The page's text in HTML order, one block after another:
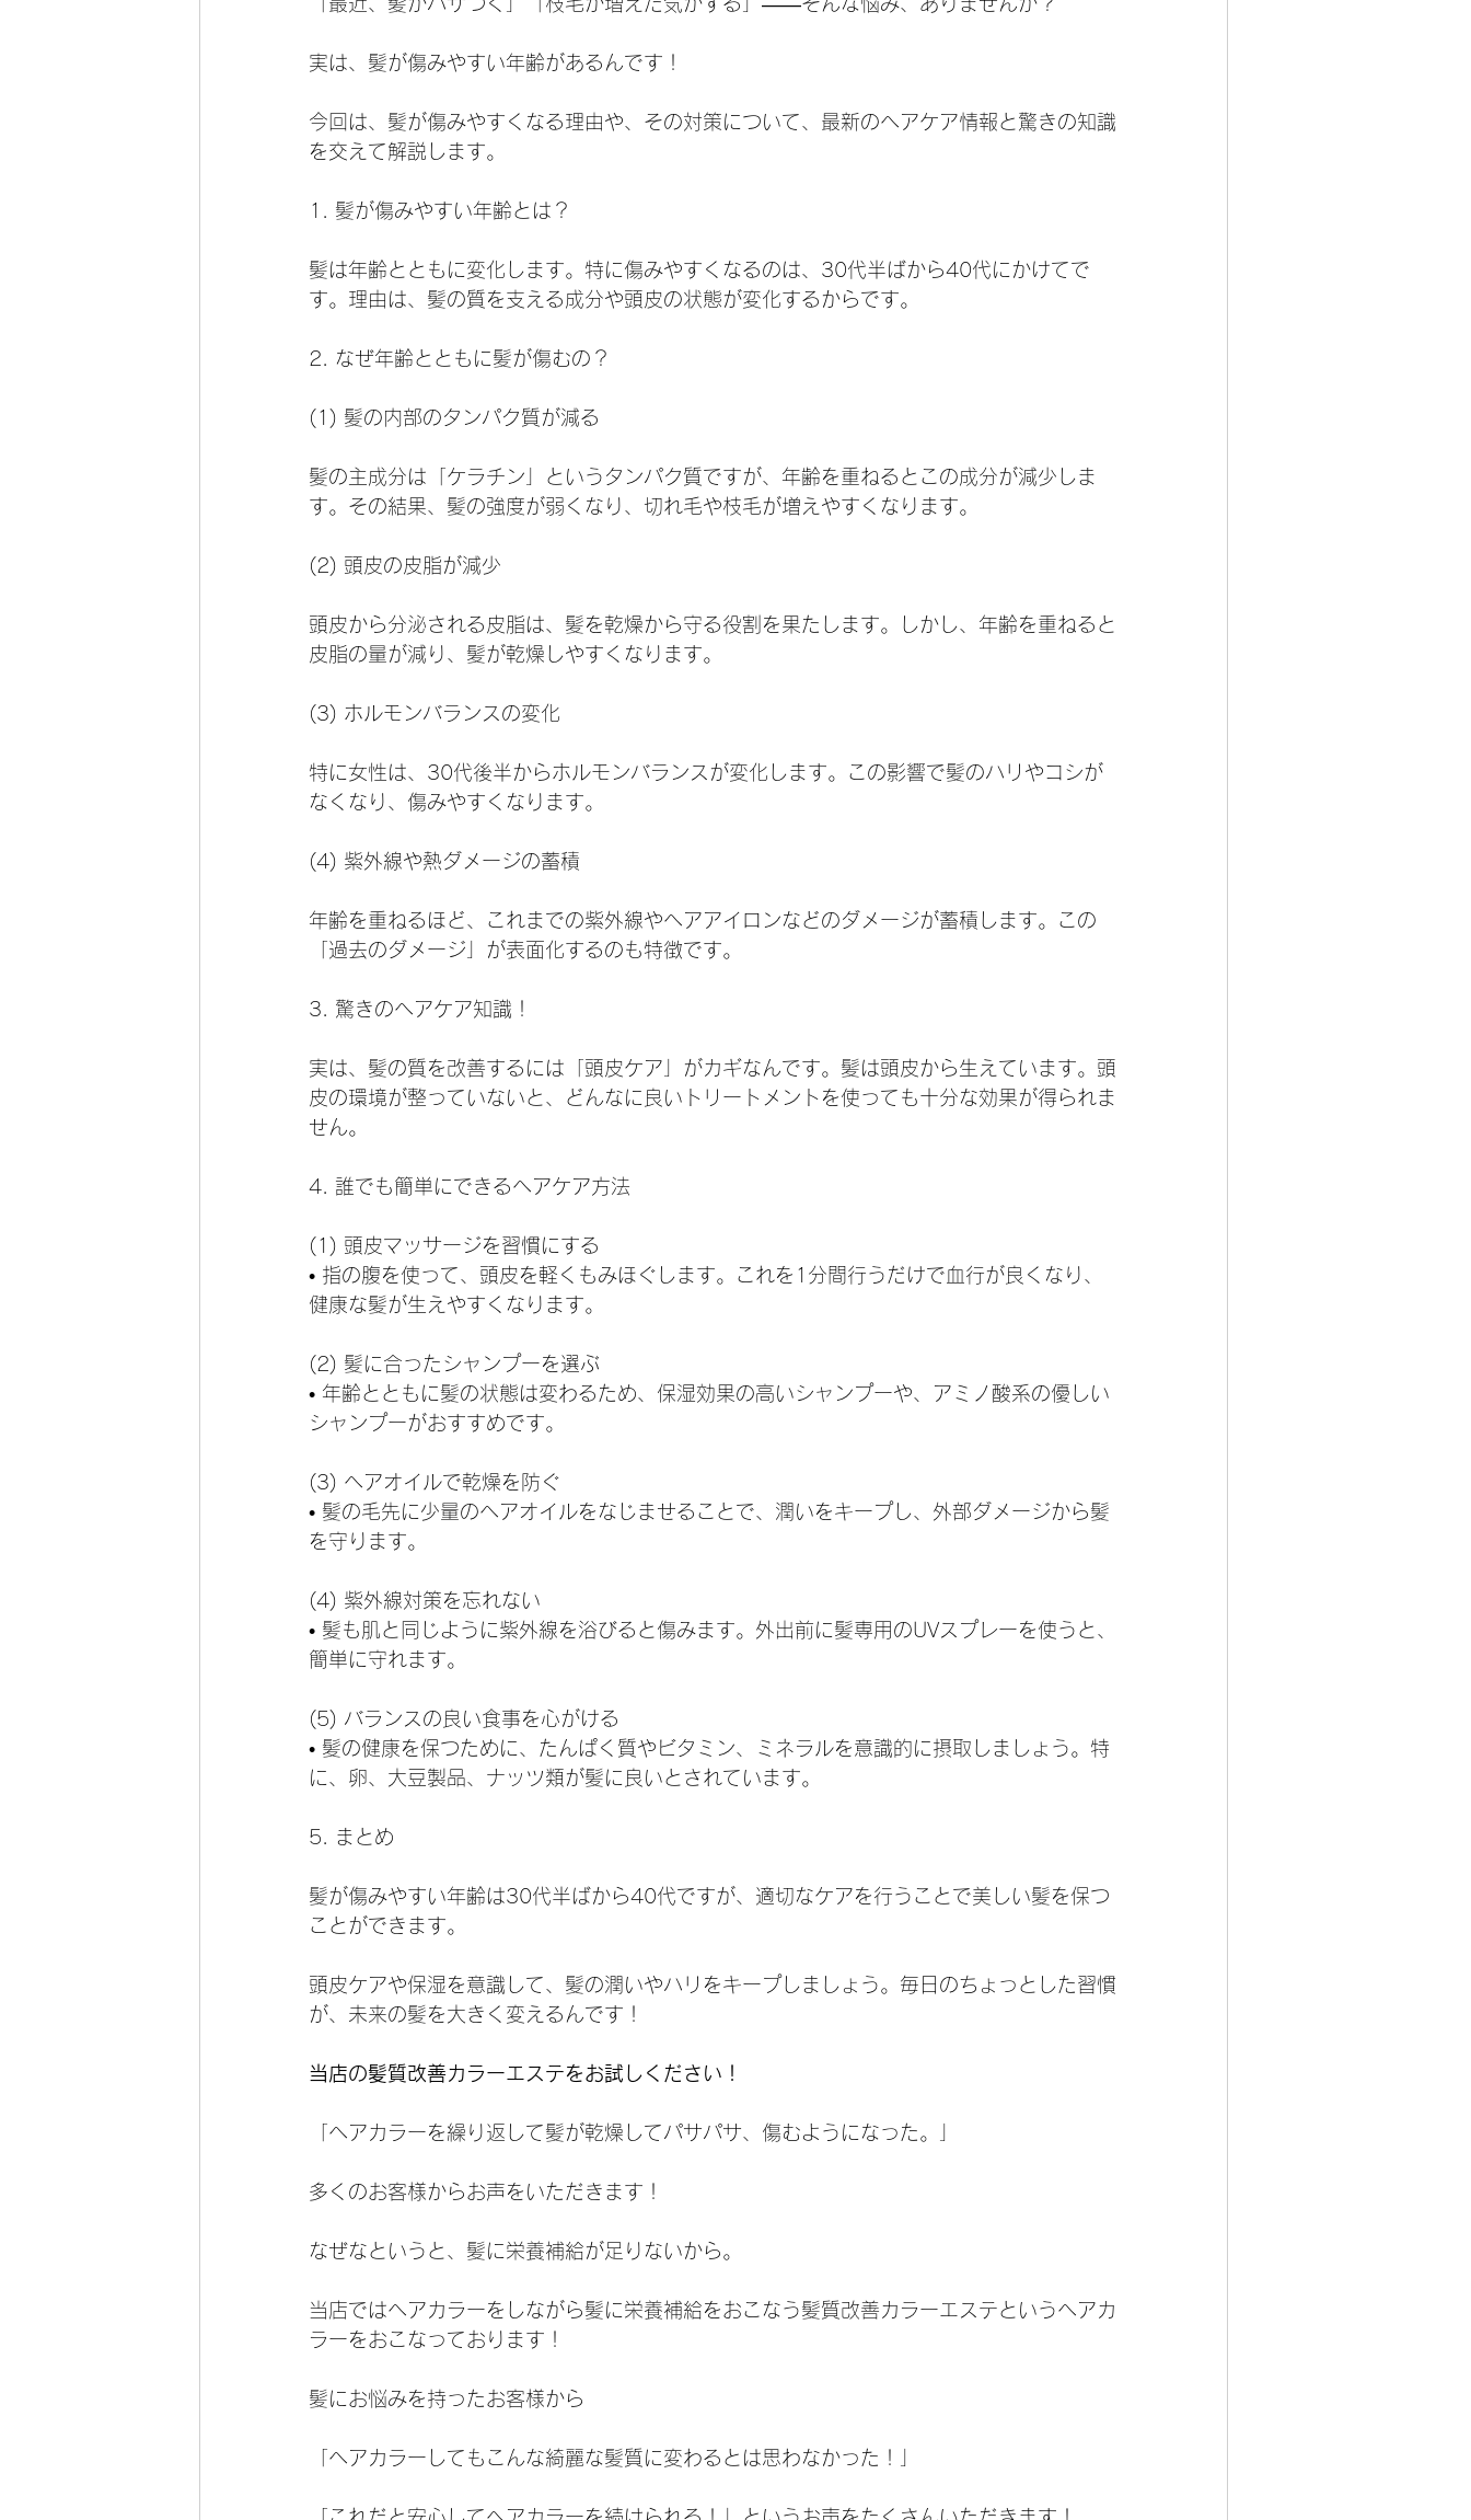
実は、髪が傷みやすい年齢があるんです！
今回は、髪が傷みやすくなる理由や、その対策について、最新のヘアケア情報と驚きの知識
を交えて解説します。
1. 髪が傷みやすい年齢とは？
髪は年齢とともに変化します。特に傷みやすくなるのは、30代半ばから40代にかけてで
す。理由は、髪の質を支える成分や頭皮の状態が変化するからです。
2. なぜ年齢とともに髪が傷むの？
(1) 髪の内部のタンパク質が減る
髪の主成分は「ケラチン」というタンパク質ですが、年齢を重ねるとこの成分が減少しま
す。その結果、髪の強度が弱くなり、切れ毛や枝毛が増えやすくなります。
(2) 頭皮の皮脂が減少
頭皮から分泌される皮脂は、髪を乾燥から守る役割を果たします。しかし、年齢を重ねると
皮脂の量が減り、髪が乾燥しやすくなります。
(3) ホルモンバランスの変化
特に女性は、30代後半からホルモンバランスが変化します。この影響で髪のハリやコシが
なくなり、傷みやすくなります。
(4) 紫外線や熱ダメージの蓄積
年齢を重ねるほど、これまでの紫外線やヘアアイロンなどのダメージが蓄積します。この
「過去のダメージ」が表面化するのも特徴です。
3. 驚きのヘアケア知識！
実は、髪の質を改善するには「頭皮ケア」がカギなんです。髪は頭皮から生えています。頭
皮の環境が整っていないと、どんなに良いトリートメントを使っても十分な効果が得られま
せん。
4. 誰でも簡単にできるヘアケア方法
(1) 頭皮マッサージを習慣にする
• 指の腹を使って、頭皮を軽くもみほぐします。これを1分間行うだけで血行が良くなり、
健康な髪が生えやすくなります。
(2) 髪に合ったシャンプーを選ぶ
• 年齢とともに髪の状態は変わるため、保湿効果の高いシャンプーや、アミノ酸系の優しい
シャンプーがおすすめです。
(3) ヘアオイルで乾燥を防ぐ
• 髪の毛先に少量のヘアオイルをなじませることで、潤いをキープし、外部ダメージから髪
を守ります。
(4) 紫外線対策を忘れない
• 髪も肌と同じように紫外線を浴びると傷みます。外出前に髪専用のUVスプレーを使うと、
簡単に守れます。
(5) バランスの良い食事を心がける
• 髪の健康を保つために、たんぱく質やビタミン、ミネラルを意識的に摂取しましょう。特
に、卵、大豆製品、ナッツ類が髪に良いとされています。
5. まとめ
髪が傷みやすい年齢は30代半ばから40代ですが、適切なケアを行うことで美しい髪を保つ
ことができます。
頭皮ケアや保湿を意識して、髪の潤いやハリをキープしましょう。毎日のちょっとした習慣
が、未来の髪を大きく変えるんです！
当店の髪質改善カラーエステをお試しください！
「ヘアカラーを繰り返して髪が乾燥してパサパサ、傷むようになった。」
多くのお客様からお声をいただきます！
なぜなというと、髪に栄養補給が足りないから。
当店ではヘアカラーをしながら髪に栄養補給をおこなう髪質改善カラーエステというヘアカ
ラーをおこなっております！
髪にお悩みを持ったお客様から
「ヘアカラーしてもこんな綺麗な髪質に変わるとは思わなかった！」